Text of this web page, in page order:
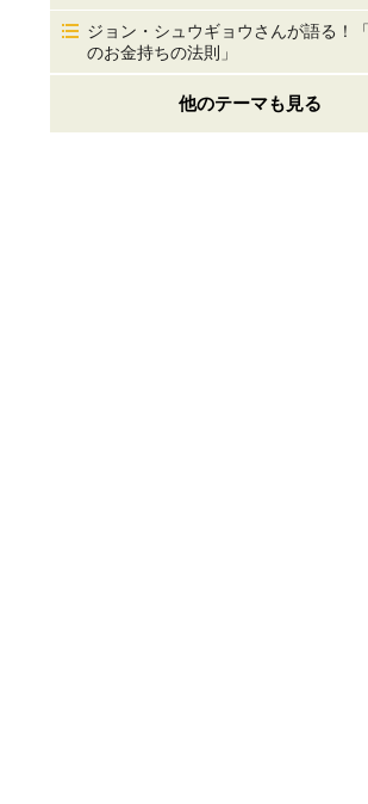
ジョン・シュウギョウさんが語る！
のお金持ちの法則」
他のテーマも見る